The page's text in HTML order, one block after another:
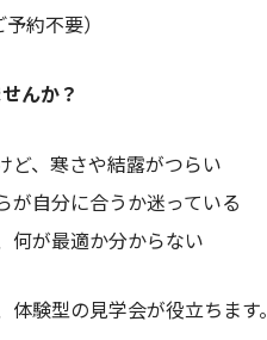
約不要）
んか？
ど、寒さや結露がつらい
が自分に合うか迷っている
何が最適か分からない
験型の見学会が役立ちます。